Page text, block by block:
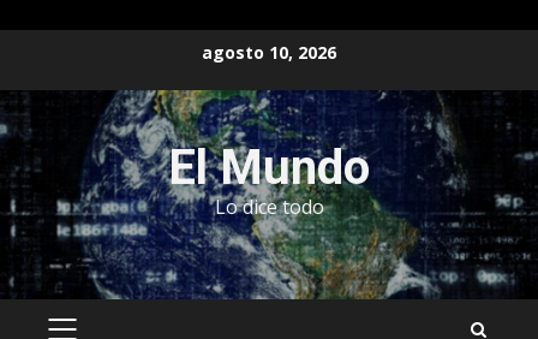
contenido
agosto 10, 2026
El Mundo
Lo dice todo